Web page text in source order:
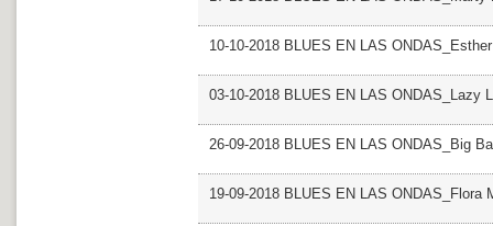
10-10-2018 BLUES EN LAS
03-10-2018 BLUES EN LAS ONDAS_Lazy
26-09-2018 BLUES EN LAS ONDAS_Big
19-09-2018 BLUES EN LAS ONDAS_Flora